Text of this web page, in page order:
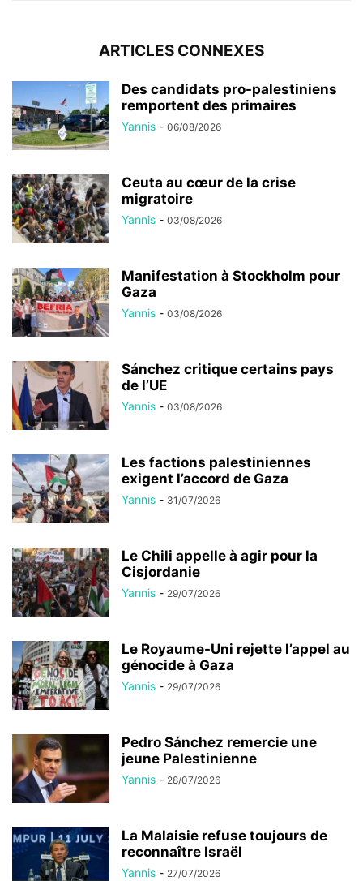
ARTICLES CONNEXES
Des candidats pro-palestiniens
remportent des primaires
Yannis - 06/08/2026
Ceuta au cœur de la crise
migratoire
Yannis - 03/08/2026
Manifestation à Stockholm pour
Gaza
Yannis - 03/08/2026
Sánchez critique certains pays
de l’UE
Yannis - 03/08/2026
Les factions palestiniennes
exigent l’accord de Gaza
Yannis - 31/07/2026
Le Chili appelle à agir pour la
Cisjordanie
Yannis - 29/07/2026
Le Royaume-Uni rejette l’appel au
génocide à Gaza
Yannis - 29/07/2026
Pedro Sánchez remercie une
jeune Palestinienne
Yannis - 28/07/2026
La Malaisie refuse toujours de
reconnaître Israël
Yannis - 27/07/2026